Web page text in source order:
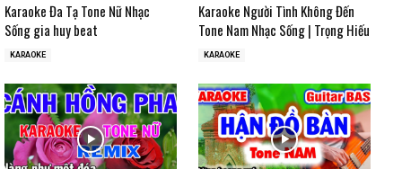
Karaoke Đa Tạ Tone Nữ Nhạc
Sống gia huy beat
KARAOKE
Karaoke Người Tình Không Đến
Tone Nam Nhạc Sống | Trọng Hiếu
KARAOKE